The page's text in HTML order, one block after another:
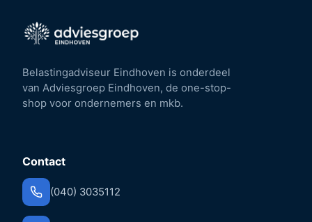
Belastingadviseur Eindhoven is onderdeel
van Adviesgroep Eindhoven, de one-stop-
shop voor ondernemers en mkb.
Contact
(040) 3035112